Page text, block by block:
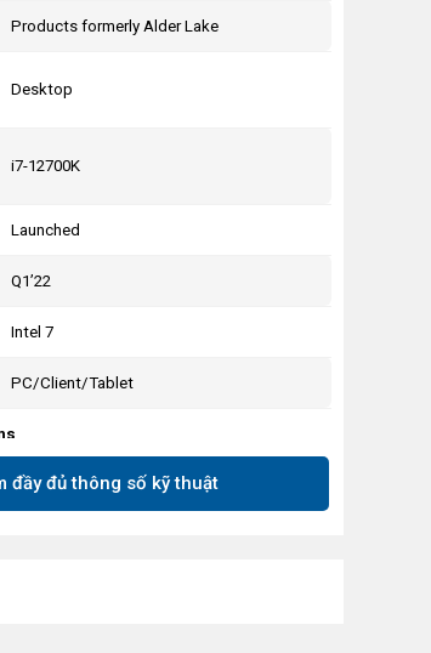
Products formerly Alder Lake
Desktop
i7-12700K
Launched
Q1’22
Intel 7
PC/Client/Tablet
12
đầy đủ thông số kỹ thuật